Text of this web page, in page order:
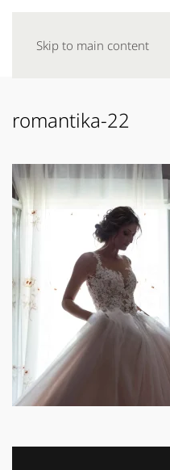
Skip to main content
romantika-22